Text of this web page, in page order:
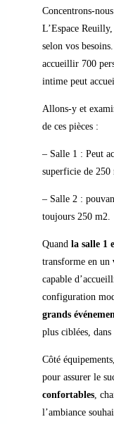
Concentrons-nous
L’Espace Reuilly,
selon vos besoins.
accueillir 700
intime peut
Allons-y et
de ces pièces :
– Salle 1 : Peut
superficie de 250
– Salle 2 :
toujours 250 m2.
Quand la salle 1
transforme en un
capable
configuration
grands
plus ciblées,
Côté
pour assurer le
confortables,
l’ambiance